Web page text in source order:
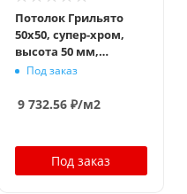
Потолок Грильято
50x50, супер-хром,
высота 50 мм,
ширина 10 мм
Под заказ
9 732.56₽/м2
Под заказ